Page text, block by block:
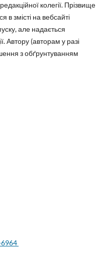
колегії. Прізвище
в змісті на вебсайті
але надається
Автору (авторам у разі
з обґрунтуванням